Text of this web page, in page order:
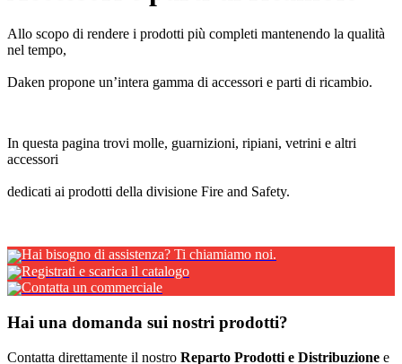
Hai bisogno di assistenza? Ti chiamiamo noi.
Registrati e scarica il catalogo
Contatta un commerciale
Hai una domanda sui nostri prodotti?
Contatta direttamente il nostro Reparto Prodotti e Distribuzione e